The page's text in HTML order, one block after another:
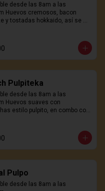
desde las 8am a las
Huevos cremosos, bacon
y tostadas hokkaido, así se
Pulpiteka
desde las 8am a las
Huevos suaves con
estilo pulpito, en combo con
Pulpo
desde las 8am a las